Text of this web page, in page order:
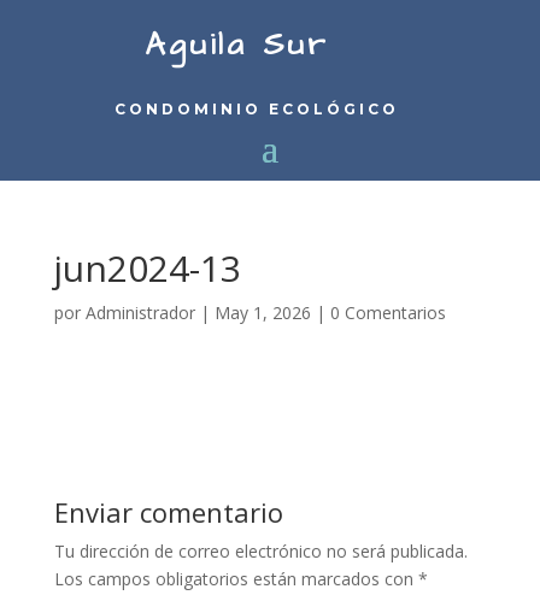
Aguila Sur
CONDOMINIO ECOLÓGICO
jun2024-13
por Administrador| May 1, 2026 | 0 Comentarios
Enviar comentario
Tu dirección de correo electrónico no será publicada.
Los campos obligatorios están marcados con *